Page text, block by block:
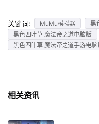
关键词: MuMu模拟器
黑
黑色四叶草 魔法帝之道电脑版
黑色四叶草 魔法帝之道手游电脑
相关资讯